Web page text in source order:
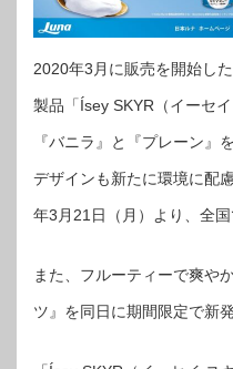
2020年3月に販売を開始し
製品「Ísey SKYR（イーセ
『バニラ』と『プレーン』
デザインも新たに環境に配
年3月21日（月）より、全
また、フルーティーで爽や
ツ』を同日に期間限定で新